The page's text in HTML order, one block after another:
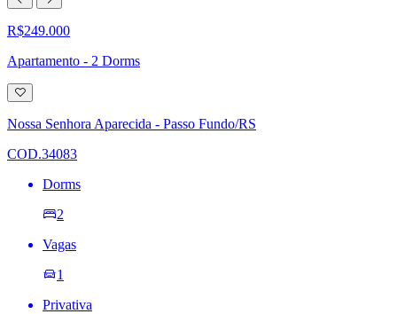
R$249.000
Apartamento - 2 Dorms
Adicionar
à
lista
de
Nossa Senhora Aparecida - Passo Fundo/RS
COD.34083
Dorms
2
Vagas
1
Privativa